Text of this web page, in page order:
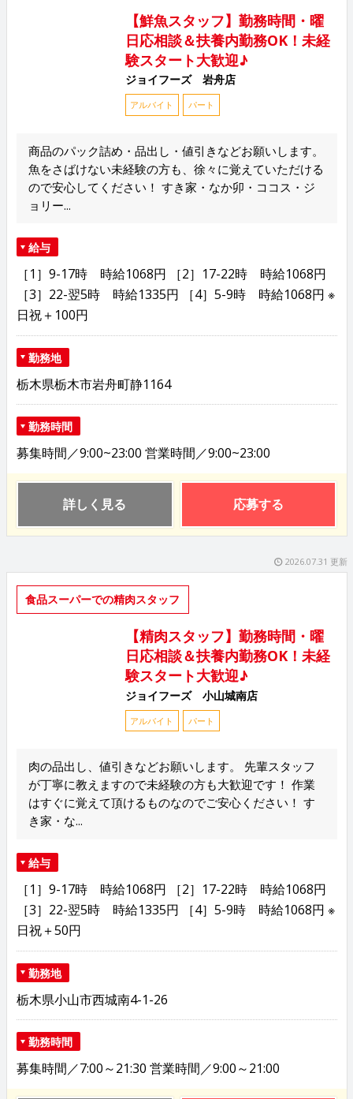
【鮮魚スタッフ】勤務時間・曜
日応相談＆扶養内勤務OK！未経
験スタート大歓迎♪
ジョイフーズ 岩舟店
アルバイト パート
商品のパック詰め・品出し・値引きなどお願いします。
魚をさばけない未経験の方も、徐々に覚えていただける
ので安心してください！ すき家・なか卯・ココス・ジ
ョリー...
給与
［1］9-17時 時給1068円 ［2］17-22時 時給1068円
［3］22-翌5時 時給1335円 ［4］5-9時 時給1068円 ※
日祝＋100円
勤務地
栃木県栃木市岩舟町静1164
勤務時間
募集時間／9:00~23:00 営業時間／9:00~23:00
詳しく見る 応募する
2026.07.31 更新
食品スーパーでの精肉スタッフ
【精肉スタッフ】勤務時間・曜
日応相談＆扶養内勤務OK！未経
験スタート大歓迎♪
ジョイフーズ 小山城南店
アルバイト パート
肉の品出し、値引きなどお願いします。 先輩スタッフ
が丁寧に教えますので未経験の方も大歓迎です！ 作業
はすぐに覚えて頂けるものなのでご安心ください！ す
き家・な...
給与
［1］9-17時 時給1068円 ［2］17-22時 時給1068円
［3］22-翌5時 時給1335円 ［4］5-9時 時給1068円 ※
日祝＋50円
勤務地
栃木県小山市西城南4-1-26
勤務時間
募集時間／7:00～21:30 営業時間／9:00～21:00